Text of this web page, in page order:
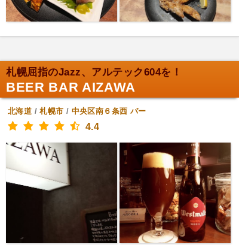
札幌屈指のJazz、アルテック604を！
BEER BAR AIZAWA
北海道 /札幌市 / 中央区南６条西 バー
4.4